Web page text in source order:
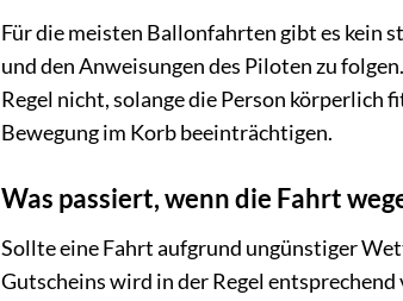
Für die meisten Ballonfahrten gibt es kein
und den Anweisungen des Piloten zu
Regel nicht, solange die Person körperlich
Bewegung im Korb beeinträchtigen.
Was passiert, wenn die Fahrt
Sollte eine Fahrt aufgrund ungünstiger
Gutscheins wird in der Regel